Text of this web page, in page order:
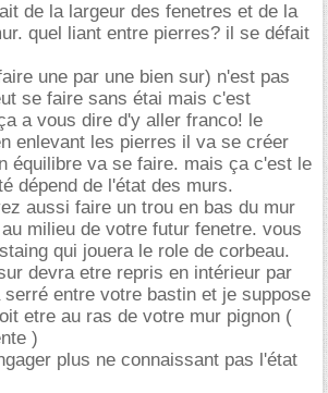
de la largeur des fenetres et de la
quel liant entre pierres? il se défait
une par une bien sur) n'est pas
se faire sans étai mais c'est
a vous dire d'y aller franco! le
enlevant les pierres il va se créer
équilibre va se faire. mais ça c'est le
dépend de l'état des murs.
aussi faire un trou en bas du mur
milieu de votre futur fenetre. vous
qui jouera le role de corbeau.
devra etre repris en intérieur par
entre votre bastin et je suppose
etre au ras de votre mur pignon (
)
plus ne connaissant pas l'état